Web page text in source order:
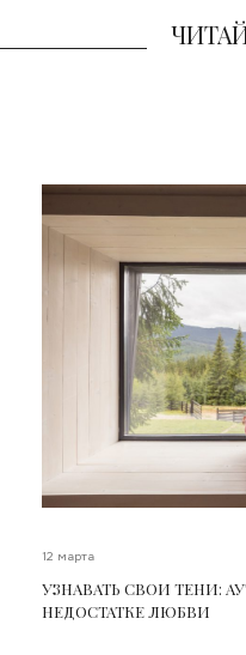
12 марта
УЗНАВАТЬ СВОИ ТЕНИ:
НЕДОСТАТКЕ ЛЮБВИ